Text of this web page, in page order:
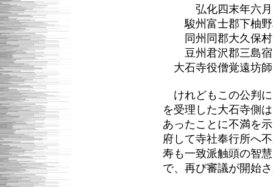
弘化四末年六月
駿州富士郡下柚
同州同郡大久保
豆州君沢郡三島
大石寺役僧覚遠坊師
けれどもこの公判
を受理した大石寺側
あったことに不満を
府して寺社奉行所へ
寿も一致派触頭の智
で、再び審議が開始